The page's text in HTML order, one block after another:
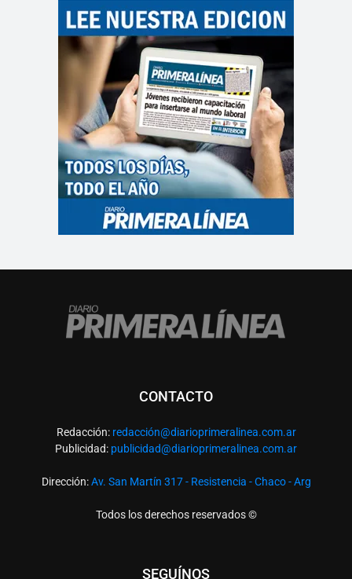
CONTACTO
Redacción: redacción@diarioprimeralinea.com.ar
Publicidad: publicidad@diarioprimeralinea.com.ar
Dirección:Av. San Martín 317 - Resistencia - Chaco - Arg
Todos los derechos reservados ©
SEGUÍNOS